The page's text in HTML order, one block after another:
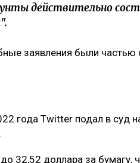
действительно
заявления были
года Twitter подал в суд
32,52 доллара за бумагу,